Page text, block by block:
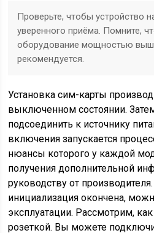
Проверьте, чтобы устройство
уверенного приёма. Помните,
оборудование мощностью
рекомендуется.
Установка сим-карты
выключенном состоянии.
подсоединить к источнику
включения запускается
нюансы которого у каждой
получения дополнительной
руководству от
инициализация окончена,
эксплуатации. Рассмотрим,
розеткой. Вы можете